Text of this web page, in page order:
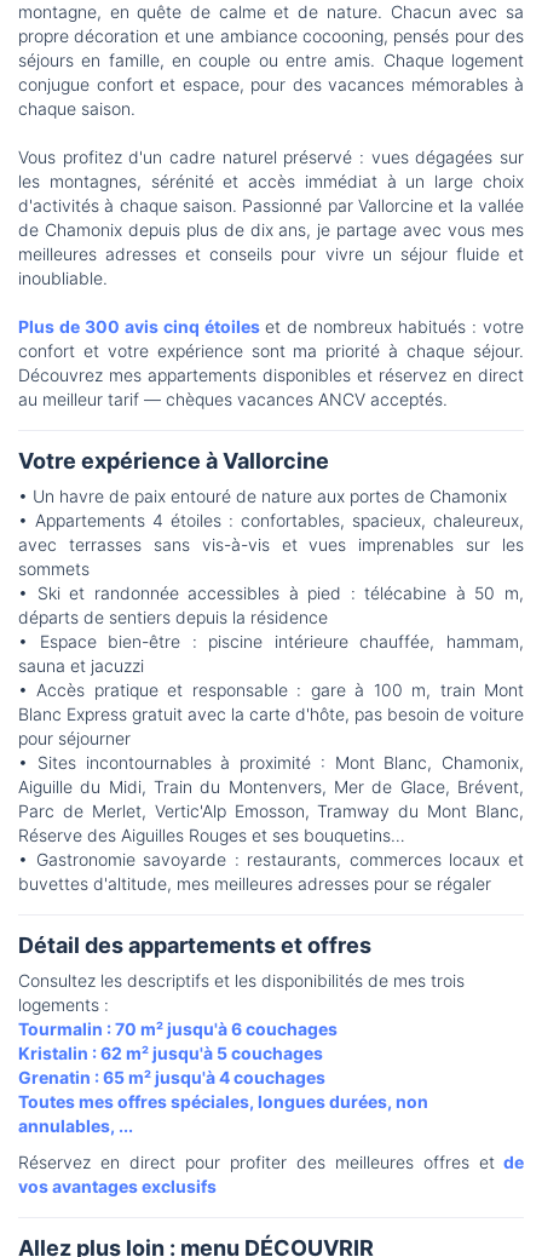
montagne, en quête de calme et de nature. Chacun avec sa
propre décoration et une ambiance cocooning, pensés pour des
séjours en famille, en couple ou entre amis. Chaque logement
conjugue confort et espace, pour des vacances mémorables à
chaque saison.
Vous profitez d'un cadre naturel préservé : vues dégagées sur
les montagnes, sérénité et accès immédiat à un large choix
d'activités à chaque saison. Passionné par Vallorcine et la vallée
de Chamonix depuis plus de dix ans, je partage avec vous mes
meilleures adresses et conseils pour vivre un séjour fluide et
inoubliable.
Plus de 300 avis cinq étoileset de nombreux habitués : votre
confort et votre expérience sont ma priorité à chaque séjour.
Découvrez mes appartements disponibles et réservez en direct
au meilleur tarif — chèques vacances ANCV acceptés.
Votre expérience à Vallorcine
• Un havre de paix entouré de nature aux portes de Chamonix
• Appartements 4 étoiles : confortables, spacieux, chaleureux,
avec terrasses sans vis-à-vis et vues imprenables sur les
sommets
• Ski et randonnée accessibles à pied : télécabine à 50 m,
départs de sentiers depuis la résidence
• Espace bien-être : piscine intérieure chauffée, hammam,
sauna et jacuzzi
• Accès pratique et responsable : gare à 100 m, train Mont
Blanc Express gratuit avec la carte d'hôte, pas besoin de voiture
pour séjourner
• Sites incontournables à proximité : Mont Blanc, Chamonix,
Aiguille du Midi, Train du Montenvers, Mer de Glace, Brévent,
Parc de Merlet, Vertic'Alp Emosson, Tramway du Mont Blanc,
Réserve des Aiguilles Rouges et ses bouquetins…
• Gastronomie savoyarde : restaurants, commerces locaux et
buvettes d'altitude, mes meilleures adresses pour se régaler
Détail des appartements et offres
Consultez les descriptifs et les disponibilités de mes trois
logements :
Tourmalin : 70 m² jusqu'à 6 couchages
Kristalin : 62 m² jusqu'à 5 couchages
Grenatin : 65 m² jusqu'à 4 couchages
Toutes mes offres spéciales, longues durées, non
annulables, ...
Réservez en direct pour profiter des meilleures offres et de
vos avantages exclusifs
Allez plus loin : menu DÉCOUVRIR